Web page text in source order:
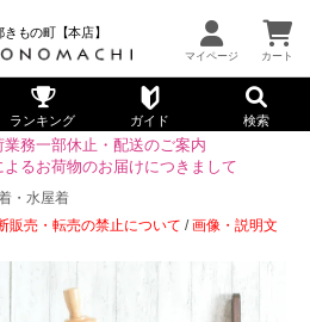
きもの町【本店】
ランキング ガイド 検索
務一部休止・配送のご案内
よるお荷物のお届けにつきまして
・水屋着
販売・転売の禁止について /画像・説明文